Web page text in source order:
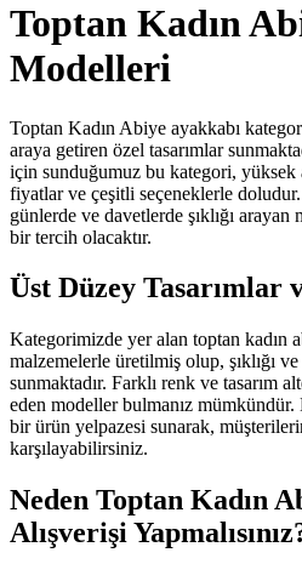
Toptan Kadın
Modelleri
Toptan Kadın Abiye ayakkabı
araya getiren özel tasarımlar
için sunduğumuz bu kategori, yüksek
fiyatlar ve çeşitli seçeneklerle
günlerde ve davetlerde şıklığı
bir tercih olacaktır.
Üst Düzey Tasarımlar
Kategorimizde yer alan toptan kadın
malzemelerle üretilmiş olup, şıklığı
sunmaktadır. Farklı renk ve tasarım
eden modeller bulmanız mümkündür.
bir ürün yelpazesi sunarak,
karşılayabilirsiniz.
Neden Toptan Kadın
Alışverişi